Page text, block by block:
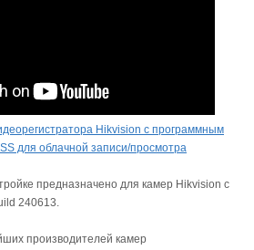
Hikvision с программным
для облачной записи/просмотра
предназначено для камер Hikvision с
240613.
производителей камер